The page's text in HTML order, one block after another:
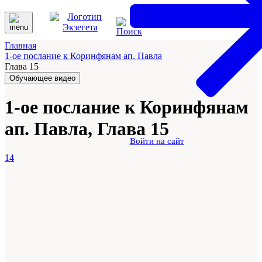
Войти на сайт
Главная
1-ое послание к Коринфянам ап. Павла
Глава 15
Обучающее видео
1-ое послание к Коринфянам
ап. Павла, Глава 15
14